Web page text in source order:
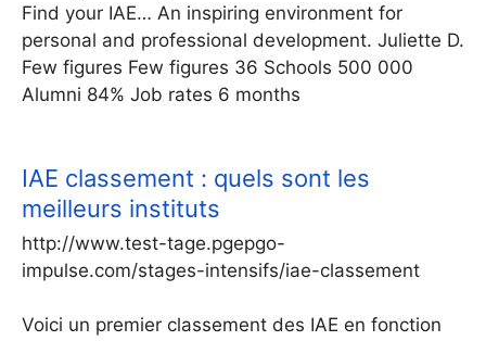
Find your IAE… An inspiring environment for
personal and professional development. Juliette D.
Few figures Few figures 36 Schools 500 000
Alumni 84% Job rates 6 months
IAE classement : quels sont les
meilleurs instituts
http://www.test-tage.pgepgo-
impulse.com/stages-intensifs/iae-classement
Voici un premier classement des IAE en fonction